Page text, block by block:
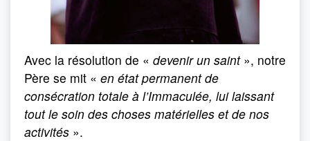
Avec la résolution de « devenir un saint», notre
Père se mit « en état permanent de
consécration totale à l’Immaculée, lui laissant
tout le soin des choses matérielles et de nos
activités ».